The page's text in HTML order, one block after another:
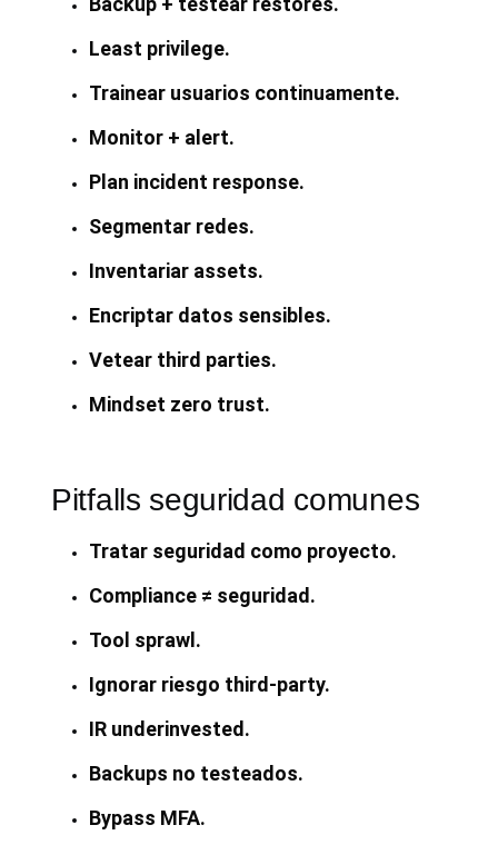
Least privilege.
Trainear usuarios continuamente.
Monitor + alert.
Plan incident response.
Segmentar redes.
Inventariar assets.
Encriptar datos sensibles.
Vetear third parties.
Mindset zero trust.
Pitfalls seguridad comunes
Tratar seguridad como proyecto.
Compliance ≠ seguridad.
Tool sprawl.
Ignorar riesgo third-party.
IR underinvested.
Backups no testeados.
Bypass MFA.